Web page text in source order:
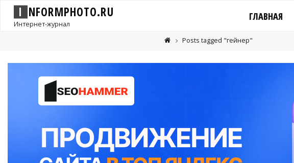
I NFORMPHOTO.RU
Интернет-журнал
ГЛАВНАЯ
Posts tagged "гейнер"